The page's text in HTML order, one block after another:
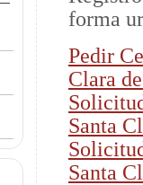
forma
Pedir
Clara
Santa
Santa